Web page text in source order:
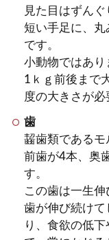
見た目はずんぐ
短い手足に、
です。
小動物ではあ
1ｋｇ前後まで
度の大きさが必
歯
齧歯類であるモ
前歯が4本、奥
す。
この歯は一生伸
歯が伸び続け
り、食欲の低